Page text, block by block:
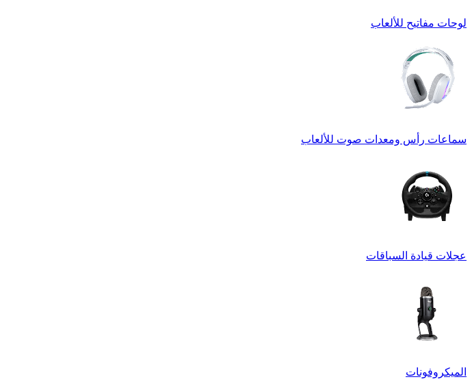
لوحات مفاتيح للألعاب
سماعات رأس ومعدات صوت للألعاب
عجلات قيادة السباقات
الميكروفونات